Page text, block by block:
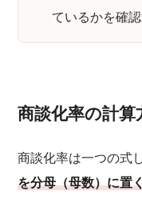
ているかを確
商談化率の計算
商談化率は一つの式
を分母（母数）に置